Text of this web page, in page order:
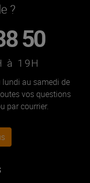
?
50
à 19H
au samedi de
vos questions
par courrier.